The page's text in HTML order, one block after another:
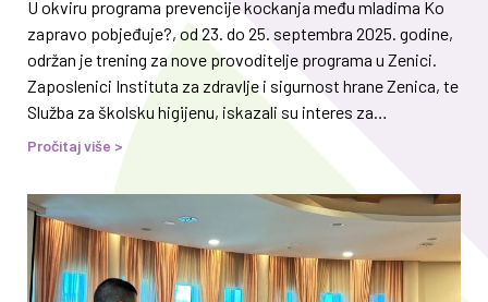
U okviru programa prevencije kockanja među mladima Ko
zapravo pobjeđuje?, od 23. do 25. septembra 2025. godine,
održan je trening za nove provoditelje programa u Zenici.
Zaposlenici Instituta za zdravlje i sigurnost hrane Zenica, te
Služba za školsku higijenu, iskazali su interes za
preventivne programe Stručnog centra koji se provode u
provoditelji upravo ovog programa. Tim trenerica činile su
saradnice Stručnog centra za prevenciju ovisnosti, kao i
vanjske saradnice obučene za provođenje Programa i
vođenje treninga za trenere. Tokom
Pročitaj više >